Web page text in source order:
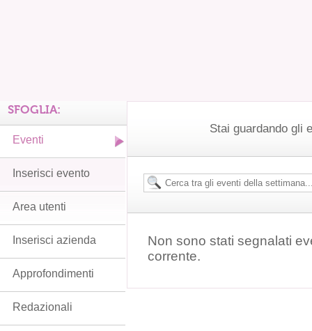
Stai guardando gli
Non sono stati segnalati
corrente.
SFOGLIA:
Eventi
Inserisci evento
Area utenti
Inserisci azienda
Approfondimenti
Redazionali